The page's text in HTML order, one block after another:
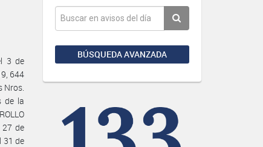
BÚSQUEDA AVANZADA
3 de
644
Nros.
de la
27 de
31 de